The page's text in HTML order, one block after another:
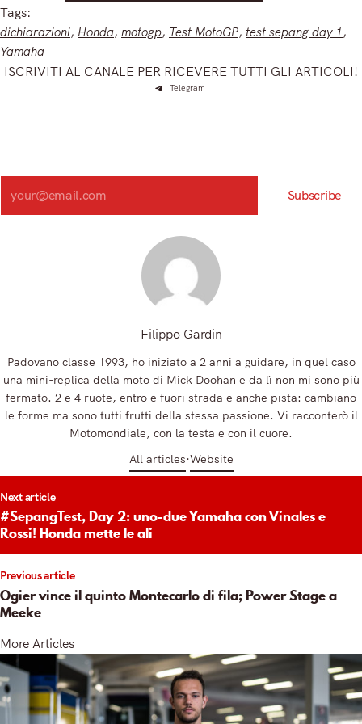
Tags:
dichiarazioni, Honda, motogp, Test MotoGP, test sepang day 1
Yamaha
ISCRIVITI AL CANALE PER RICEVERE TUTTI GLI ARTICOLI!
Telegram
Search
Subscribe
Filippo Gardin
Padovano classe 1993, ho iniziato a 2 anni a guidare, in quel caso
una mini-replica della moto di Mick Doohan e da lì non mi sono più
fermato. 2 e 4 ruote, entro e fuori strada e anche pista: cambiano
le forme ma sono tutti frutti della stessa passione. Vi racconterò il
Motomondiale, con la testa e con il cuore.
All articles Website
Previous article
Ogier vince il quinto Montecarlo di fila; Power Stage a
Meeke
Next article
#SepangTest, Day 2: uno-due Yamaha con Vinales e
Rossi! Honda mette le ali
More Articles